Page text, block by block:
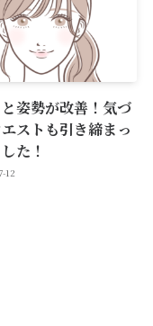
姿勢が改善！気づ
ストも引き締まっ
た！
12